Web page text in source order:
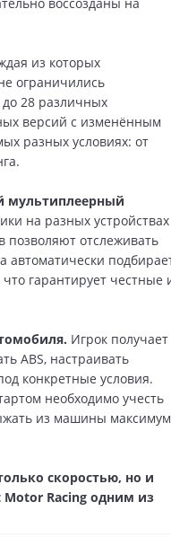
из которых
ограничились
28 различных
версий с изменённым
разных условиях: от
мультиплеерный
на разных устройствах
позволяют отслеживать
автоматически
гарантирует честные
Игрок получает
ABS, настраивать
конкретные условия.
необходимо учесть
из машины максимум
скоростью, но и
Racing одним из